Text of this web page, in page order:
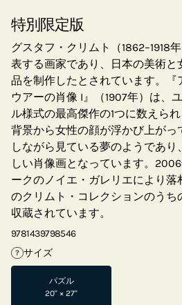
特別限定版
グスタフ・クリムト（1862–1918
表する画家であり、日本の美術
品を制作したとされています。
ウアーの肖像 I』（1907年）は、
ル様式の最高傑作の1つに数えら
背景から女性の顔が浮かび上がっ
しながら見ている夢のようであ
しい肖像画となっています。
ークのノイエ・ガレリエにより
のクリムト・コレクションのうち
収蔵されています。
9781439798546
? サイズ
パズル
20" × 27"